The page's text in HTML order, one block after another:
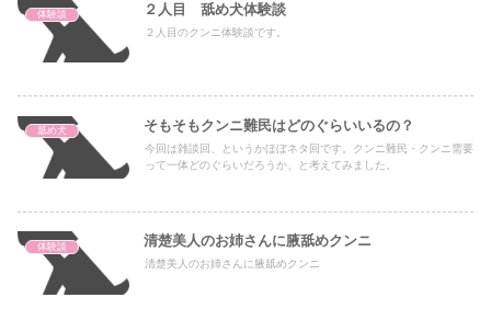
体験談 ２人目 舐め犬体験談
２人目のクンニ体験談です。
舐め犬 そもそもクンニ難民はどのぐらいいるの？
今回は雑談回、というかほぼネタ回です。クンニ難民・クンニ需要
って一体どのぐらいだろうか、と考えてみました。
体験談 清楚美人のお姉さんに腋舐めクンニ
清楚美人のお姉さんに腋舐めクンニ